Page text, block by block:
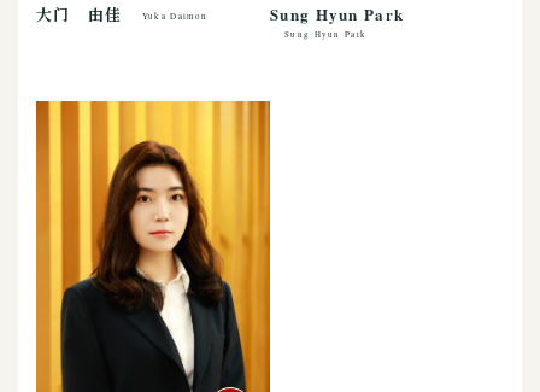
大门 由佳 Yuka Daimon Sung Hyun Park
Sung Hyun Park